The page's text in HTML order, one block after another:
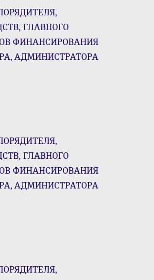
ГЛАВНОГО
ФИНАНСИРОВАНИЯ
АДМИНИСТРАТОРА
ГЛАВНОГО
ФИНАНСИРОВАНИЯ
АДМИНИСТРАТОРА